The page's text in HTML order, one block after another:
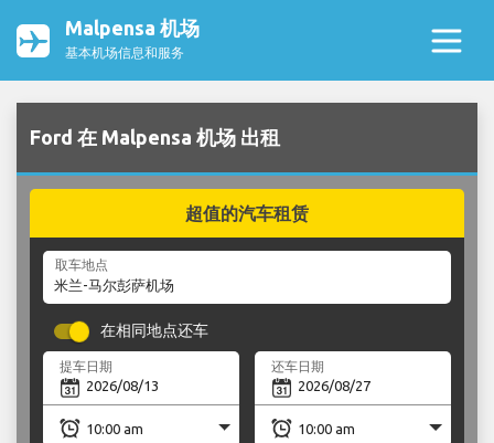
Malpensa 机场
基本机场信息和服务
Ford 在 Malpensa 机场 出租
超值的汽车租赁
取车地点
在相同地点还车
提车日期 还车日期